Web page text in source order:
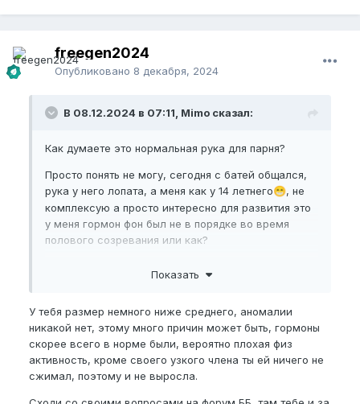
freegen2024
Опубликовано 8 декабря, 2024
В 08.12.2024 в 07:11, Mimo сказал:
Как думаете это нормальная рука для парня?
Просто понять не могу, сегодня с батей общался,
рука у него лопата, а меня как у 14 летнего😁, не
комплексую а просто интересно для развития это
у меня гормон фон был не в порядке во время
полового созревания или как?
Пожалуйста, зарегистрируйтесь
изображение.
Показать
У тебя размер немного ниже среднего, аномалии
никакой нет, этому много причин может быть, гормоны
скорее всего в норме были, вероятно плохая физ
активность, кроме своего узкого члена ты ей ничего не
сжимал, поэтому и не выросла.